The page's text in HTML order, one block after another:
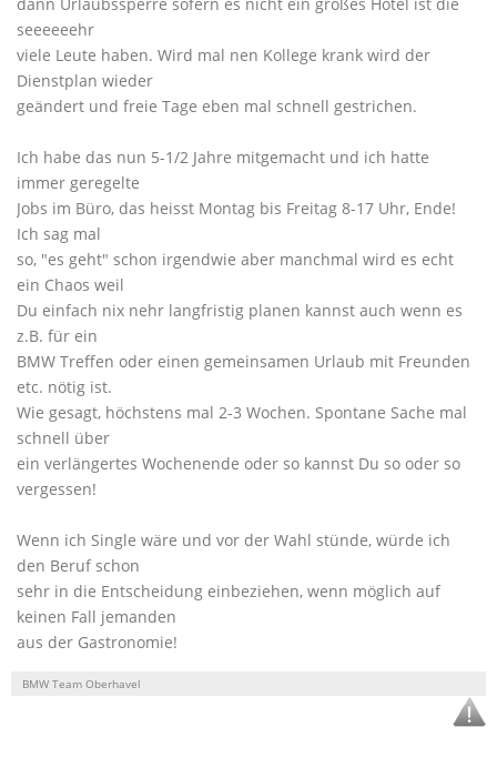
seeeeeehr
viele Leute haben. Wird mal nen Kollege krank wird der
Dienstplan wieder
geändert und freie Tage eben mal schnell gestrichen.
Ich habe das nun 5-1/2 Jahre mitgemacht und ich hatte
immer geregelte
Jobs im Büro, das heisst Montag bis Freitag 8-17 Uhr, Ende!
Ich sag mal
so, "es geht" schon irgendwie aber manchmal wird es echt
ein Chaos weil
Du einfach nix nehr langfristig planen kannst auch wenn es
z.B. für ein
BMW Treffen oder einen gemeinsamen Urlaub mit Freunden
etc. nötig ist.
Wie gesagt, höchstens mal 2-3 Wochen. Spontane Sache mal
schnell über
ein verlängertes Wochenende oder so kannst Du so oder so
vergessen!
Wenn ich Single wäre und vor der Wahl stünde, würde ich
den Beruf schon
sehr in die Entscheidung einbeziehen, wenn möglich auf
keinen Fall jemanden
aus der Gastronomie!
BMW Team Oberhavel